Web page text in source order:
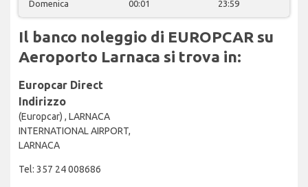
Domenica 00:01 23:59
Il banco noleggio di EUROPCAR su
Aeroporto Larnaca si trova in:
Europcar Direct
Indirizzo
(Europcar) , LARNACA
INTERNATIONAL AIRPORT,
LARNACA
Tel: 357 24 008686